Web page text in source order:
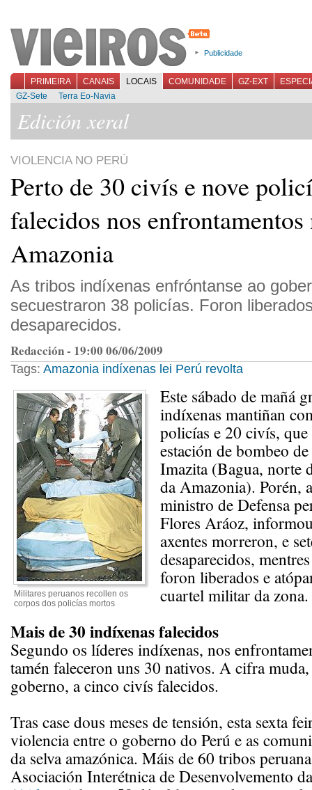
Publicidade
PRIMEIRA CANAIS LOCAIS COMUNIDADE GZ-EXT
GZ-Sete
Terra Eo-Navia
Edición xeral
VIOLENCIA NO PERÚ
Perto de 30 civís e nove
falecidos nos enfrontamentos
Amazonia
As tribos indíxenas enfróntanse ao
secuestraron 38 policías. Foron
desaparecidos.
Redacción - 19:00 06/06/2009
Tags: Amazonia indíxenas lei Perú revolta
Militares peruanos recollen os
corpos dos policías mortos
Este sábado de mañá
indíxenas mantiñan
policías e 20 civís,
estación de bombeo
Imazita (Bagua, norte
da Amazonia). Porén,
ministro de Defensa
Flores Aráoz,
axentes morreron, e
desaparecidos,
foron liberados e
cuartel militar da zona.
Mais de 30 indíxenas falecidos
Segundo os líderes indíxenas, nos
tamén faleceron uns 30 nativos. A cifra
goberno, a cinco civís falecidos.
Tras case dous meses de tensión, esta sexta
violencia entre o goberno do Perú e as
da selva amazónica. Máis de 60 tribos
Asociación Interétnica de Desenvolvemento